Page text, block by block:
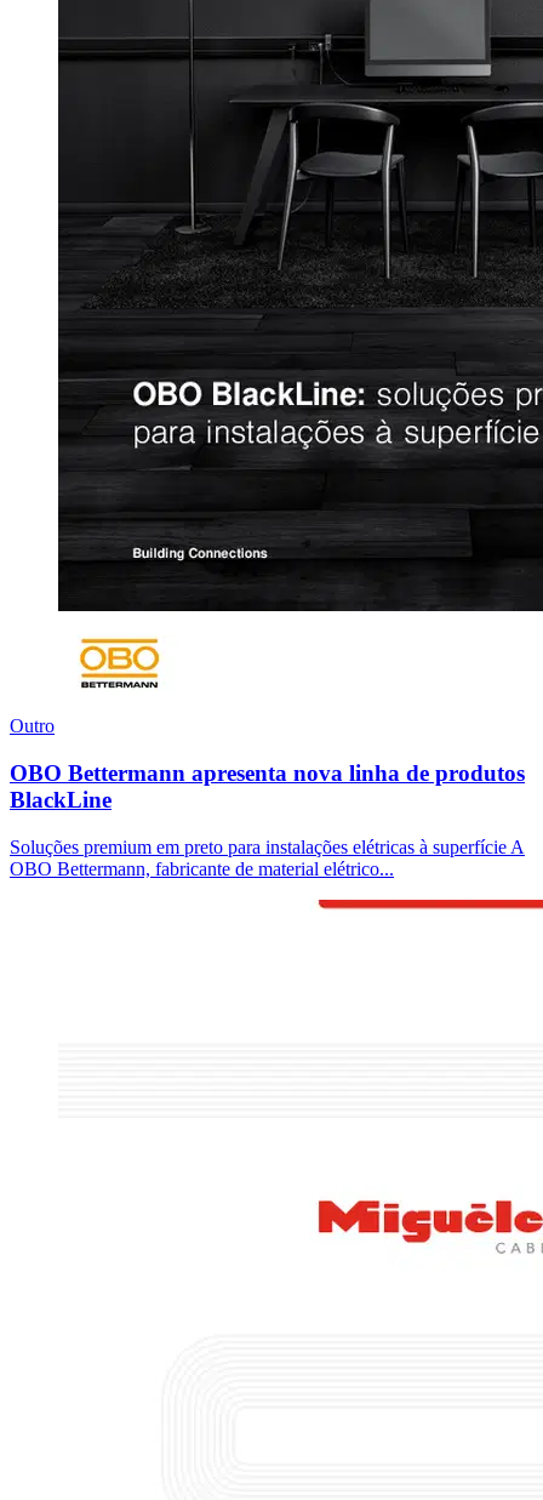
Outro
OBO Bettermann apresenta nova linha de produtos
BlackLine
Soluções premium em preto para instalações elétricas à superfície A
OBO Bettermann, fabricante de material elétrico...